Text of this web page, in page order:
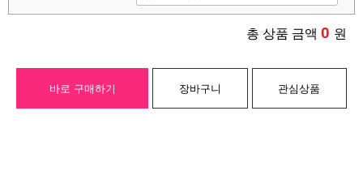
총 상품 금액 0 원
바로 구매하기 장바구니 관심상품